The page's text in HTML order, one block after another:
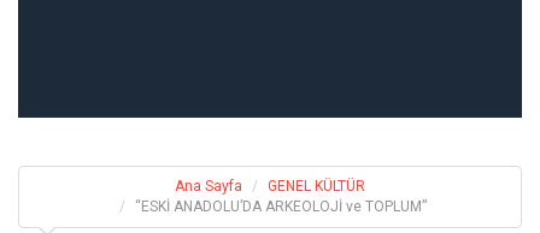
Ana Sayfa
GENEL KÜLTÜR
“ESKİ ANADOLU’DA ARKEOLOJİ ve TOPLUM”